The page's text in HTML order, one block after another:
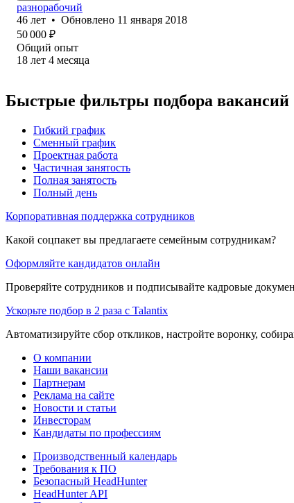
разнорабочий
46 лет • Обновлено 11 января 2018
50 000 ₽
Общий опыт
18 лет 4 месяца
Быстрые фильтры подбора вакансий
Гибкий график
Сменный график
Проектная работа
Частичная занятость
Полная занятость
Полный день
Корпоративная поддержка сотрудников
Какой соцпакет вы предлагаете семейным сотрудникам?
Оформляйте кандидатов онлайн
Проверяйте сотрудников и подписывайте кадровые
Ускорьте подбор в 2 раза с Talantix
Автоматизируйте сбор откликов, настройте воронку,
О компании
Наши вакансии
Партнерам
Реклама на сайте
Новости и статьи
Инвесторам
Кандидаты по профессиям
Производственный календарь
Требования к ПО
Безопасный HeadHunter
HeadHunter API